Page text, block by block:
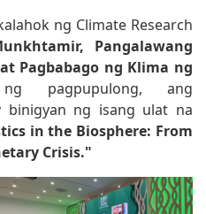
ng Climate Research
Pangalawang
Pagbabago ng Klima ng
ng pagpupulong, ang
binigyan ng isang ulat na
in the Biosphere: From
Crisis."